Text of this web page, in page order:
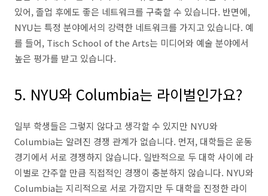
있어, 졸업 후에도 좋은 네트워크를 구축할 수 있습니다. 반면에,
NYU는 특정 분야에서의 강력한 네트워크를 가지고 있습니다. 예
를 들어, Tisch School of the Arts는 미디어와 예술 분야에서
높은 평가를 받고 있습니다.
5. NYU와 Columbia는 라이벌인가요?
일부 학생들은 그렇지 않다고 생각할 수 있지만 NYU와
Columbia는 알려진 경쟁 관계가 없습니다. 먼저, 대학들은 운동
경기에서 서로 경쟁하지 않습니다. 일반적으로 두 대학 사이에 라
이벌로 간주할 만큼 직접적인 경쟁이 충분하지 않습니다. NYU와
Columbia는 지리적으로 서로 가깝지만 두 대학을 진정한 라이